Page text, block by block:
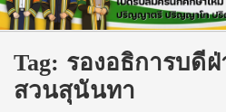
Tag: รองอธิการบดี
สวนสุนันทา